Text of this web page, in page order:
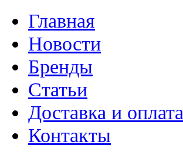
Главная
Новости
Бренды
Статьи
Доставка и оплата
Контакты